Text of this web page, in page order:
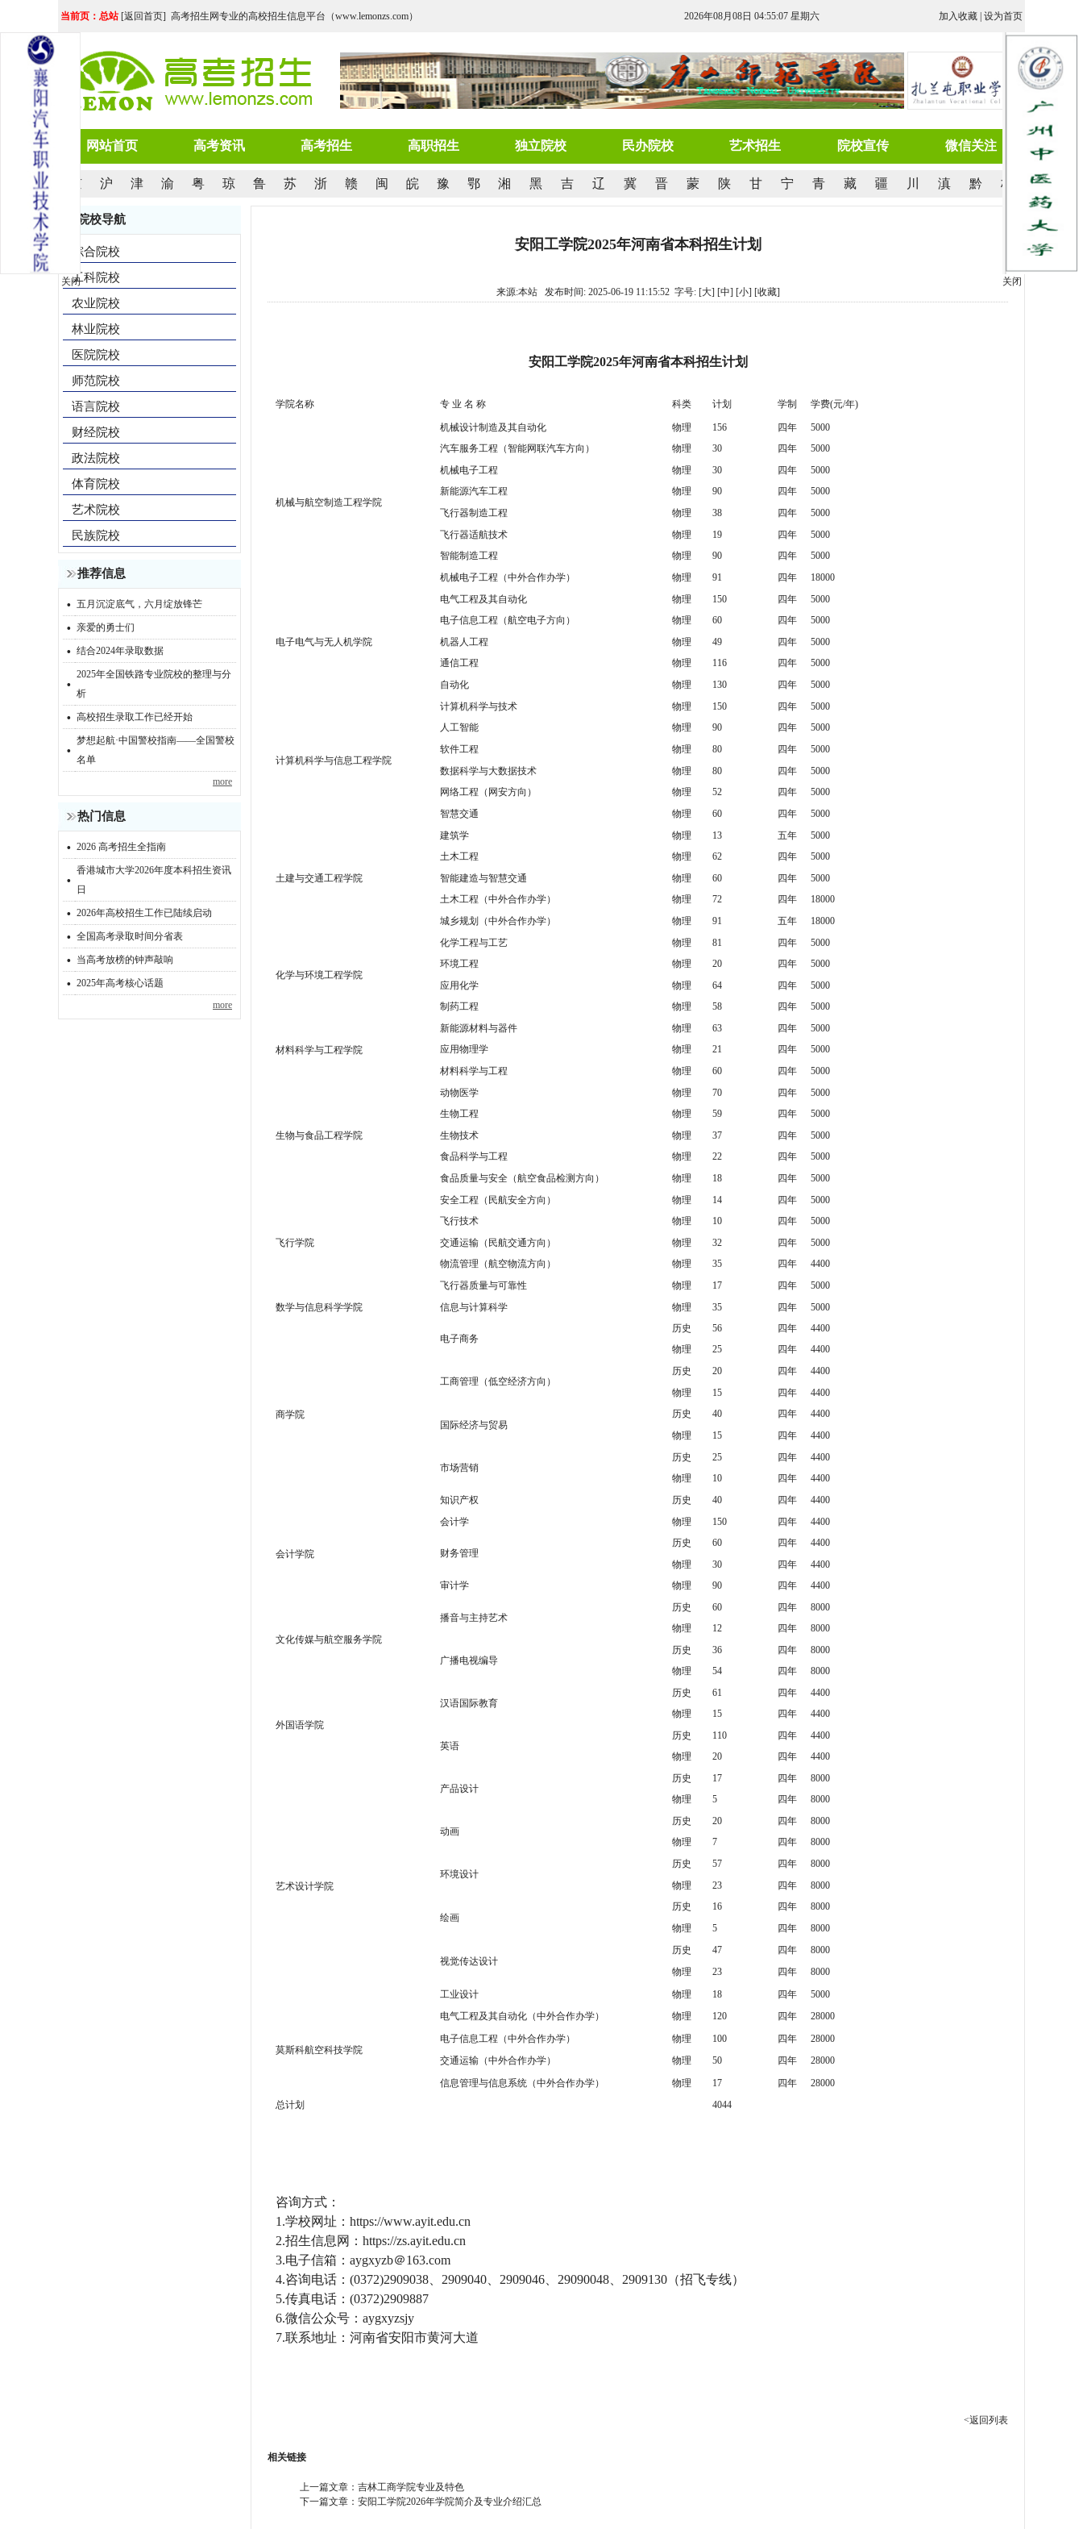
当前页：总站[返回首页] 高考招生网专业的高校招生信息平台（www.lemonzs.com） 2026年08月08日 04:55:08 星期六 加入收藏 设为首页
网站首页 高考资讯 高考招生 高职招生 独立院校 民办院校 艺术招生 院校宣传 微信关注
京 沪 津 渝 粤 琼 鲁 苏 浙 赣 闽 皖 豫 鄂 湘 黑 吉 辽 冀 晋 蒙 陕 甘 宁 青 藏 疆 川 滇 黔 桂
院校导航
综合院校
工科院校
农业院校
林业院校
医院院校
师范院校
语言院校
财经院校
政法院校
体育院校
艺术院校
民族院校
推荐信息
· 五月沉淀底气，六月绽放锋芒
· 亲爱的勇士们
· 结合2024年录取数据
· 2025年全国铁路专业院校的整理与分
析
· 高校招生录取工作已经开始
· 梦想起航·中国警校指南——全国警校
名单
more
热门信息
· 2026 高考招生全指南
· 香港城市大学2026年度本科招生资讯
日
· 2026年高校招生工作已陆续启动
· 全国高考录取时间分省表
· 当高考放榜的钟声敲响
· 2025年高考核心话题
more
安阳工学院2025年河南省本科招生计划
来源:本站 发布时间: 2025-06-19 11:15:52 字号: [大] [中] [小] [收藏]
安阳工学院2025年河南省本科招生计划
学院名称 专 业 名 称 科类 计划 学制 学费(元/年)
机械与航空制造工程学院
机械设计制造及其自动化 物理 156 四年
5000
汽车服务工程（智能网联汽车方向）
物理 30 四年
5000
机械电子工程
物理 30 四年
5000
新能源汽车工程
物理 90 四年
5000
飞行器制造工程
物理 38 四年
5000
飞行器适航技术
物理 19 四年
5000
智能制造工程
物理 90 四年
5000
机械电子工程（中外合作办学）
物理 91 四年 18000
电子电气与无人机学院
电气工程及其自动化 物理 150 四年
5000
电子信息工程（航空电子方向）
物理 60 四年
5000
机器人工程
物理 49 四年
5000
通信工程
物理 116 四年
5000
自动化
物理 130 四年 5000
计算机科学与信息工程学院
计算机科学与技术 物理 150 四年
5000
人工智能
物理 90 四年
5000
软件工程
物理 80 四年
5000
数据科学与大数据技术
物理 80 四年
5000
网络工程（网安方向）
物理 52 四年
5000
智慧交通
物理 60 四年 5000
土建与交通工程学院
建筑学 物理 13 五年
5000
土木工程
物理 62 四年
5000
智能建造与智慧交通
物理 60 四年
5000
土木工程（中外合作办学）
物理 72 四年
18000
城乡规划（中外合作办学）
物理 91 五年 18000
化学与环境工程学院
化学工程与工艺 物理 81 四年
5000
环境工程
物理 20 四年
5000
应用化学
物理 64 四年
5000
制药工程
物理 58 四年 5000
材料科学与工程学院
新能源材料与器件 物理 63 四年
5000
应用物理学
物理 21 四年
5000
材料科学与工程
物理 60 四年 5000
生物与食品工程学院
动物医学 物理 70 四年
5000
生物工程
物理 59 四年
5000
生物技术
物理 37 四年
5000
食品科学与工程
物理 22 四年
5000
食品质量与安全（航空食品检测方向）
物理 18 四年 5000
飞行学院
安全工程（民航安全方向） 物理 14 四年
5000
飞行技术
物理 10 四年
5000
交通运输（民航交通方向）
物理 32 四年
5000
物流管理（航空物流方向）
物理 35 四年
4400
飞行器质量与可靠性
物理 17 四年
5000
数学与信息科学学院
信息与计算科学 物理 35 四年 5000
商学院
电子商务
历史 56 四年
4400
物理
25 四年 4400
工商管理（低空经济方向）
历史 20 四年
4400
物理
15 四年 4400
国际经济与贸易
历史 40 四年
4400
物理
15 四年 4400
市场营销
历史 25 四年
4400
物理
10 四年
4400
知识产权
历史 40 四年 4400
会计学院
会计学 物理 150 四年 4400
财务管理
历史 60 四年
4400
物理
30 四年
4400
审计学
物理 90 四年 4400
文化传媒与航空服务学院
播音与主持艺术
历史 60 四年
8000
物理
12 四年 8000
广播电视编导
历史 36 四年
8000
物理
54 四年 8000
外国语学院
汉语国际教育
历史 61 四年
4400
物理
15 四年 4400
英语
历史 110 四年
4400
物理
20 四年 4400
艺术设计学院
产品设计
历史 17 四年
8000
物理
5 四年 8000
动画
历史 20 四年
8000
物理
7 四年 8000
环境设计
历史 57 四年
8000
物理
23 四年 8000
绘画
历史 16 四年
8000
物理
5 四年 8000
视觉传达设计
历史 47 四年
8000
物理
23 四年
8000
工业设计
物理 18 四年 5000
莫斯科航空科技学院
电气工程及其自动化（中外合作办学） 物理 120 四年
28000
电子信息工程（中外合作办学）
物理 100 四年
28000
交通运输（中外合作办学）
物理 50 四年
28000
信息管理与信息系统（中外合作办学）
物理 17 四年
28000
总计划
4044
咨询方式：
1.学校网址：https://www.ayit.edu.cn
2.招生信息网：https://zs.ayit.edu.cn
3.电子信箱：aygxyzb＠163.com
4.咨询电话：(0372)2909038、2909040、2909046、29090048、2909130（招飞专线）
5.传真电话：(0372)2909887
6.微信公众号：aygxyzsjy
7.联系地址：河南省安阳市黄河大道
<返回列表
相关链接
上一篇文章： 吉林工商学院专业及特色
下一篇文章： 安阳工学院2026年学院简介及专业介绍汇总
关闭
关闭